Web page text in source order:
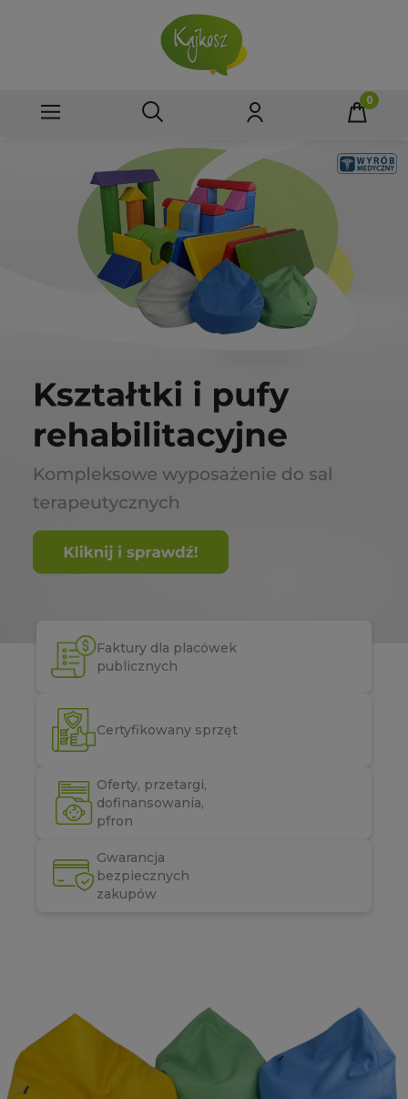
Faktury dla placówek
publicznych
Certyfikowany sprzęt
Oferty, przetargi,
dofinansowania,
pfron
Gwarancja
bezpiecznych
zakupów